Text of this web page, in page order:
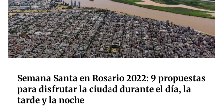
Semana Santa en Rosario 2022: 9 propuestas
para disfrutar la ciudad durante el día, la
tarde y la noche